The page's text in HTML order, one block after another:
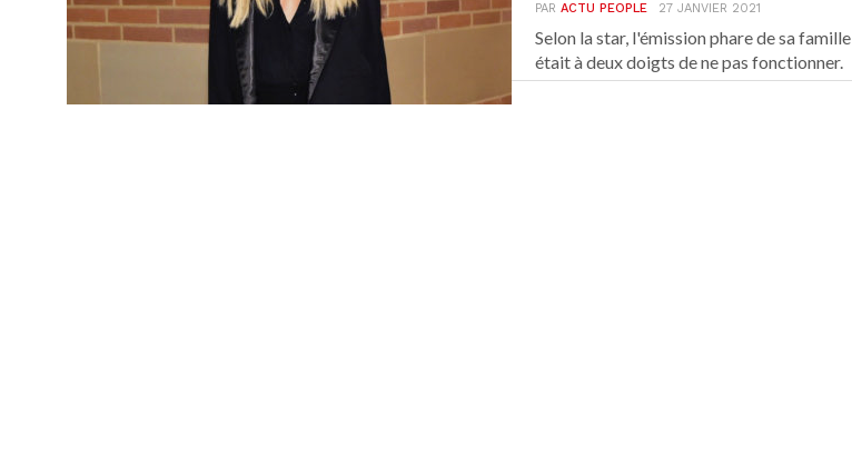
PARACTU PEOPLE 27 JANVIER 2021
Selon la star, l'émission phare de sa famille
était à deux doigts de ne pas fonctionner.